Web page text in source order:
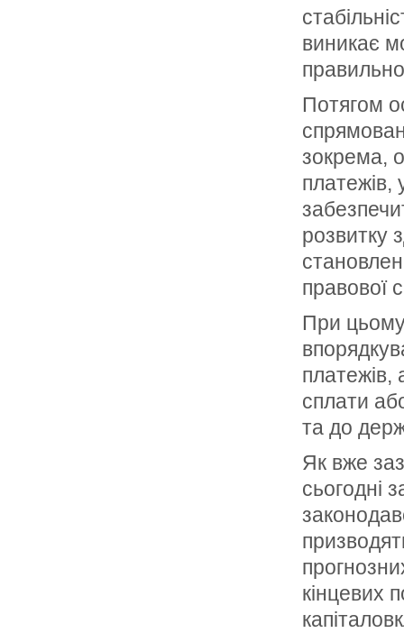
виникає
Потягом
зокрема,
платежів,
розвитку
правової
При цьому
платежів,
сплати
та до
Як вже
сьогодні
кінцевих